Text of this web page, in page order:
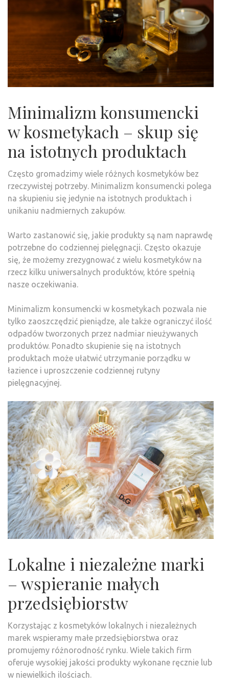
Minimalizm konsumencki
w kosmetykach – skup się
na istotnych produktach
Często gromadzimy wiele różnych kosmetyków bez
rzeczywistej potrzeby. Minimalizm konsumencki polega
na skupieniu się jedynie na istotnych produktach i
unikaniu nadmiernych zakupów.
Warto zastanowić się, jakie produkty są nam naprawdę
potrzebne do codziennej pielęgnacji. Często okazuje
się, że możemy zrezygnować z wielu kosmetyków na
rzecz kilku uniwersalnych produktów, które spełnią
nasze oczekiwania.
Minimalizm konsumencki w kosmetykach pozwala nie
tylko zaoszczędzić pieniądze, ale także ograniczyć ilość
odpadów tworzonych przez nadmiar nieużywanych
produktów. Ponadto skupienie się na istotnych
produktach może ułatwić utrzymanie porządku w
łazience i uproszczenie codziennej rutyny
pielęgnacyjnej.
Lokalne i niezależne marki
– wspieranie małych
przedsiębiorstw
Korzystając z kosmetyków lokalnych i niezależnych
marek wspieramy małe przedsiębiorstwa oraz
promujemy różnorodność rynku. Wiele takich firm
oferuje wysokiej jakości produkty wykonane ręcznie lub
w niewielkich ilościach.